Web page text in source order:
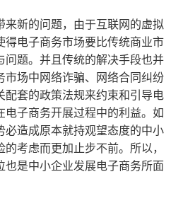
来新的问题， 由于互联网的虚拟
得电子商务市场要比传统商业市
问题。并且传统的解决手段也并
市场中网络诈骗、
网络合同纠纷
配套的政策法规来约束和引导电
电子商务开展过程中的利益。如
必造成原本就持观望态度的中小
的考虑而更加止步不前。所以 ，
也是中小企业发展电子商务所面